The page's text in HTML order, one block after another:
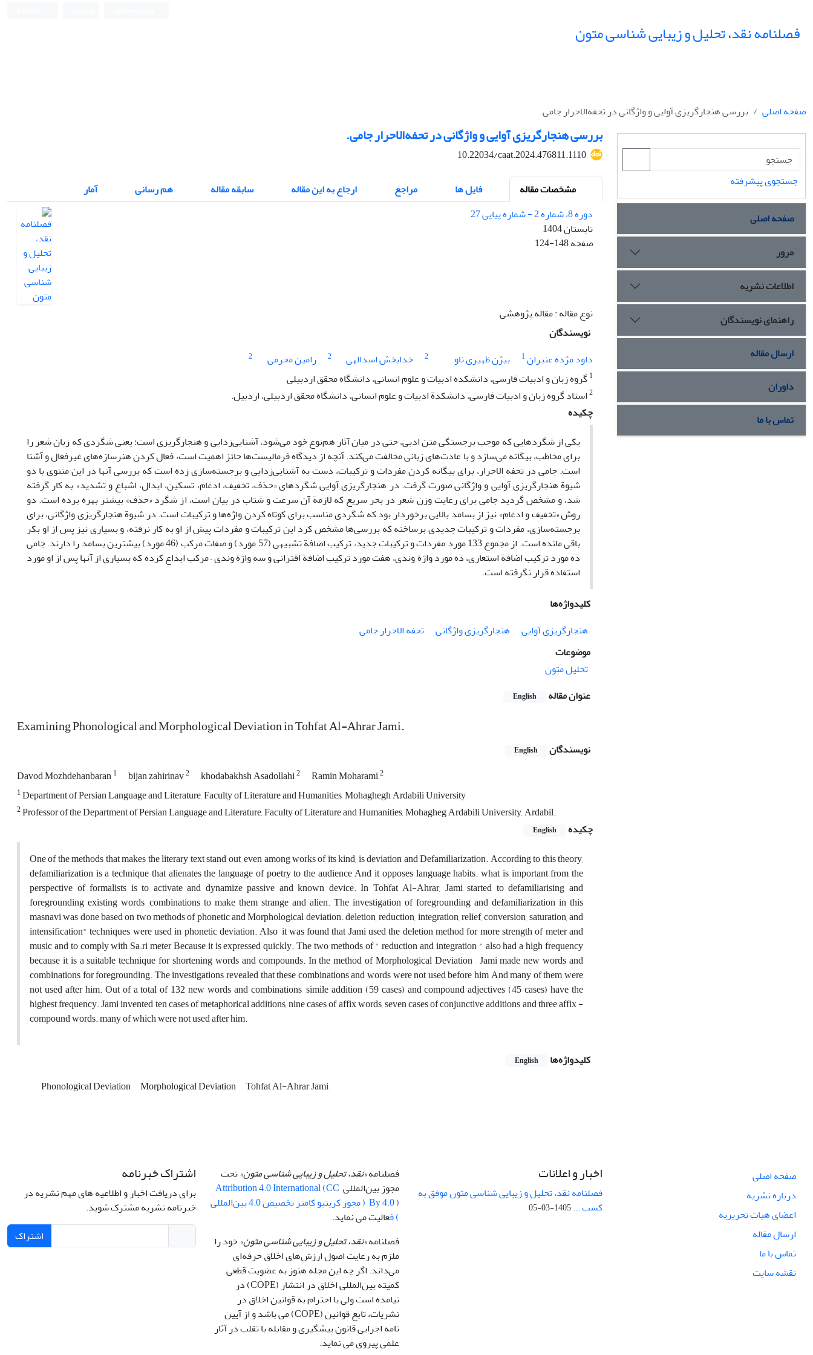
فصلنامه نقد، تحلیل و زیبایی شناسی متون
صفحه اصلی بررسی هنجارگریزی‌ آوایی و واژگانی در تحفه‌الاحرار جامی.
بررسی هنجارگریزی‌ آوایی و واژگانی در تحفه‌الاحرار جامی.
10.22034/caat.2024.476811.1110
مشخصات مقاله
فایل ها مراجع ارجاع به این مقاله سابقه مقاله هم رسانی
آمار
دوره 8، شماره 2 - شماره پیاپی 27
تابستان 1404
صفحه124-148
نوع مقاله : مقاله پژوهشی
نویسندگان
داود مژده عنبران1 بیژن ظهیری ناو 2 خدابخش اسدالهی 2 رامین محرمی
2
1گروه زبان و ادبیات فارسی، دانشکده ادبیات و علوم انسانی، دانشگاه محقق اردبیلی
2استاد گروه زبان و ادبیات فارسی، دانشکدة ادبیات و علوم انسانی، دانشگاه محقق اردبیلی، اردبیل.
چکیده
یکی از شگردهایی که موجب برجستگی متن ادبی، حتی در میان آثار هم‌نوع خود می‌شود، آشنایی‌زدایی و هنجارگریزی است؛ یعنی شگردی که زبان شعر را
برای مخاطب، بیگانه می‌سازد و با عادت‌های زبانی مخالفت می‌کند. آنچه از دیدگاه فرمالیست‌ها حائز اهمیت است، فعال کردن هنرسازه‌های غیرفعال و آشنا
است. جامی در تحفه الاحرار، برای بیگانه کردن مفردات و ترکیبات، دست به آشنایی‌زدایی و برجسته‌سازی زده است که بررسی آنها در این مثنوی با دو
شیوة هنجارگریزی آوایی و واژگانی صورت گرفت. در هنجارگریزی آوایی شگردهای «حذف، تخفیف، ادغام، تسکین، ابدال، اشباع و تشدید» به کار گرفته
شد، و مشخص گردید جامی برای رعایت وزن شعر در بحر سریع که لازمة آن سرعت و شتاب در بیان است، از شگرد «حذف» بیشتر بهره برده است. دو
روش «تخفیف و ادغام» نیز از بسامد بالایی برخوردار بود که شگردی مناسب برای کوتاه کردن واژه‌ها و ترکیبات است. در شیوة هنجارگریزی واژگانی، برای
برجسته‌سازی، مفردات و ترکیبات جدیدی برساخته که بررسی‌ها مشخص کرد این ترکیبات و مفردات پیش از او به کار نرفته، و بسیاری نیز پس از او بکر
باقی مانده است. از مجموع 133 مورد مفردات و ترکیبات جدید، ترکیب اضافة تشبیهی (57 مورد) و صفات مرکب (46 مورد) بیشترین بسامد را دارند. جامی
دَه مورد ترکیب اضافة استعاری، دَه مورد واژة وندی، هفت مورد ترکیب اضافة اقترانی و سه واژة وندی – مرکب ابداع کرده که بسیاری از آنها پس از او مورد
استفاده قرار نگرفته است.
کلیدواژه‌ها
هنجارگریزی آوایی
هنجارگریزی واژگانی
تحفه الاحرار جامی
موضوعات
تحلیل متون
عنوان مقاله
English
Examining Phonological and Morphological Deviation in Tohfat Al-Ahrar Jami.
نویسندگان English
Davod Mozhdehanbaran1 bijan zahirinav2 khodabakhsh Asadollahi2 Ramin Moharami2
1Department of Persian Language and Literature, Faculty of Literature and Humanities, Mohaghegh Ardabili University
2Professor of the Department of Persian Language and Literature, Faculty of Literature and Humanities, Mohagheg Ardabili University, Ardabil.
چکیده
English
One of the methods that makes the literary text stand out, even among works of its kind, is deviation and Defamiliarization. According to this theory,
defamiliarization is a technique that alienates the language of poetry to the audience And it opposes language habits. what is important from the
perspective of formalists is to activate and dynamize passive and known device. In Tohfat Al-Ahrar, Jami started to defamiliarising and
foregrounding existing words, combinations to make them strange and alien. The investigation of foregrounding and defamiliarization in this
masnavi was done based on two methods of phonetic and Morphological deviation. deletion, reduction, integration, relief, conversion, saturation, and
intensification" techniques were used in phonetic deviation. Also, it was found that Jami used the deletion method for more strength of meter and
music and to comply with Sa.ri meter Because it is expressed quickly. The two methods of " reduction and integration " also had a high frequency
because it is a suitable technique for shortening words and compounds. In the method of Morphological Deviation , Jami made new words and
combinations for foregrounding. The investigations revealed that these combinations and words were not used before him And many of them were
not used after him. Out of a total of 132 new words and combinations, simile addition (59 cases) and compound adjectives (45 cases) have the
highest frequency. Jami invented ten cases of metaphorical additions, nine cases of affix words, seven cases of conjunctive additions and three affix -
compound words. many of which were not used after him.
کلیدواژه‌ها English
Phonological Deviation Morphological Deviation Tohfat Al-Ahrar Jami
جستجوی پیشرفته
صفحه اصلی
مرور
اطلاعات نشریه
راهنمای نویسندگان
ارسال مقاله
داوران
تماس با ما
صفحه اصلی
درباره نشریه
اعضای هیات تحریریه
ارسال مقاله
تماس با ما
نقشه سایت
اخبار و اعلانات
فصلنامه نقد، تحلیل و زیبایی شناسی متون موفق به
کسب ...1405-03-05
فصلنامه«نقد، تحلیل و زیبایی شناسی متون»تحت
مجوز بین‌المللی Attribution 4.0 International (CC
By 4.0 ) ( مجوز کریتیو کامنز تخصیص 4.0 بین‌المللی
) فعالیت می نماید.
فصلنامه«نقد، تحلیل و زیبایی شناسی متون»خود را
ملزم به رعایت اصول ارزش‌های اخلاق حرفه‌ای
می‌داند. اگر چه این مجله هنوز به عضویت قطعی
کمیته بین‌المللی اخلاق در انتشار (COPE) در
نیامده است ولی با احترام به قوانین اخلاق در
نشریات، تابع قوانین (COPE) می باشد و از آیین
نامه اجرایی قانون پیشگیری و مقابله با تقلب در آثار
علمی پیروی می نماید.
اشتراک خبرنامه
برای دریافت اخبار و اطلاعیه های مهم نشریه در
خبرنامه نشریه مشترک شوید.
اشتراک